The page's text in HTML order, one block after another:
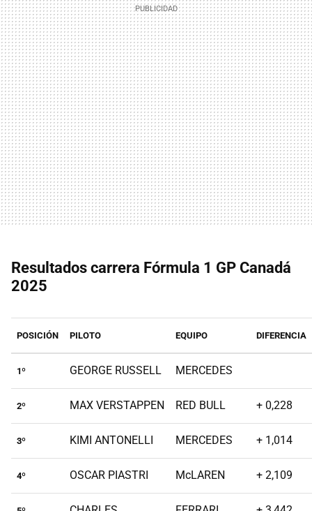
Resultados carrera Fórmula 1 GP Canadá
2025
POSICIÓN PILOTO EQUIPO DIFERENCIA
1º GEORGE RUSSELL MERCEDES
2º MAX VERSTAPPEN RED BULL + 0,228
3º KIMI ANTONELLI MERCEDES + 1,014
4º OSCAR PIASTRI McLAREN + 2,109